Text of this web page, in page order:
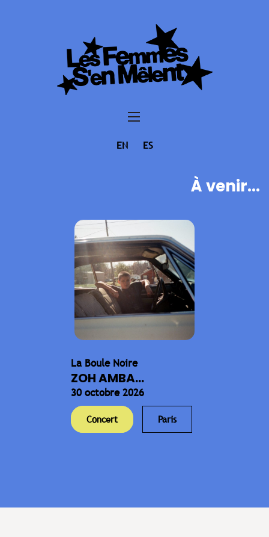
EN ES
À venir...
La Boule Noire
ZOH AMBA...
30 octobre 2026
Concert Paris